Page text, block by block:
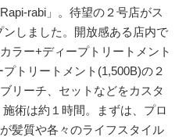
rabi」。待望の２号店がス
しました。開放感ある店内で
ラー+ディープトリートメント
トリートメント(1,500B)の２
リーチ、セットなどをカスタ
術は約１時間。まずは、プロ
髪質や各々のライフスタイル